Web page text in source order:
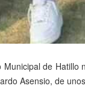
de
Asensio, de